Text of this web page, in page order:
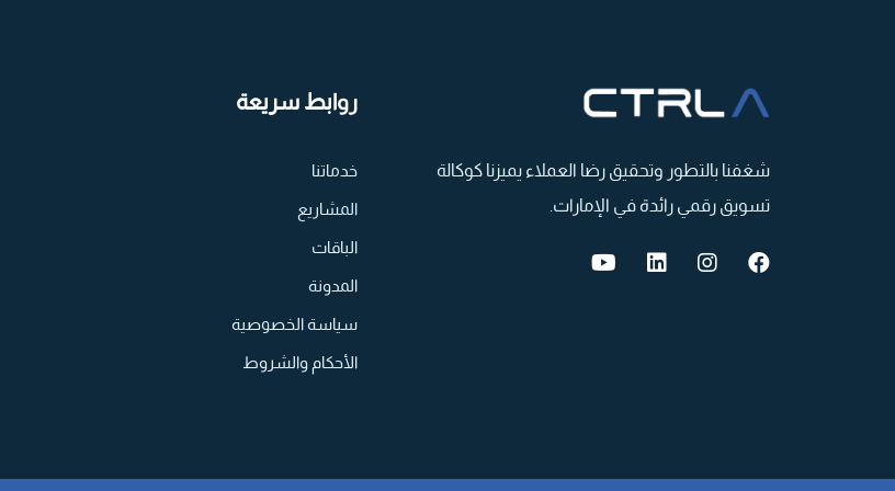
شغفنا بالتطور وتحقيق رضا العملاء یمیزنا كوكالة
تسویق رقمي رائدة في الإمارات.
روابط سريعة
خدماتنا
المشاريع
الباقات
المدونة
سياسة الخصوصية
الأحكام والشروط